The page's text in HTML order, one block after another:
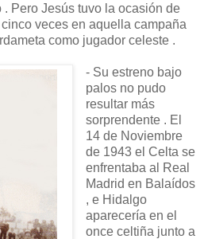
Pero Jesús tuvo la ocasión de
veces en aquella campaña
como jugador celeste .
- Su estreno bajo
palos no pudo
resultar más
sorprendente . El
14 de Noviembre
de 1943 el Celta se
enfrentaba al Real
Madrid en Balaídos
, e Hidalgo
aparecería en el
once celtiña junto a